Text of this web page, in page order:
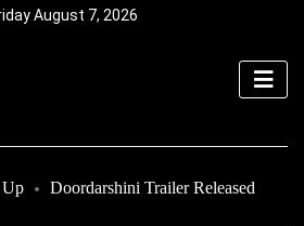
August 7, 2026
Up Doordarshini Trailer Released